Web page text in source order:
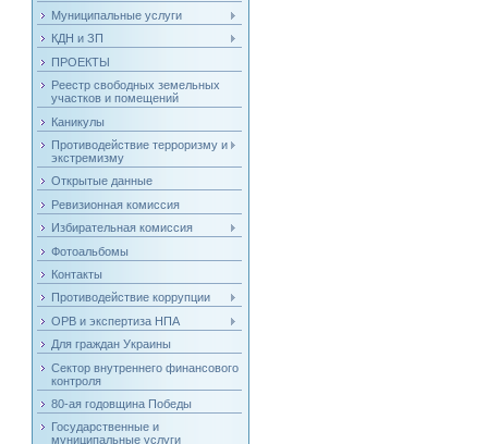
Муниципальные услуги
КДН и ЗП
ПРОЕКТЫ
Реестр свободных земельных
участков и помещений
Каникулы
Противодействие терроризму и
экстремизму
Открытые данные
Ревизионная комиссия
Избирательная комиссия
Фотоальбомы
Контакты
Противодействие коррупции
ОРВ и экспертиза НПА
Для граждан Украины
Сектор внутреннего финансового
контроля
80-ая годовщина Победы
Государственные и
муниципальные услуги